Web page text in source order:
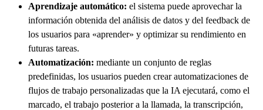
Aprendizaje automático: el sistema puede aprovechar la
información obtenida del análisis de datos y del feedback de
los usuarios para «aprender» y optimizar su rendimiento en
futuras tareas.
Automatización: mediante un conjunto de reglas
predefinidas, los usuarios pueden crear automatizaciones de
flujos de trabajo personalizadas que la IA ejecutará, como el
marcado, el trabajo posterior a la llamada, la transcripción,